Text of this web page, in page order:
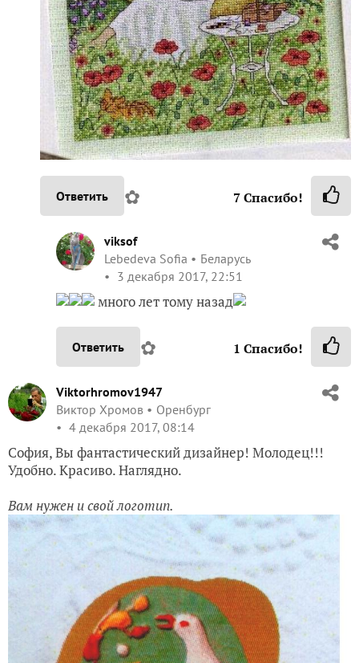
Ответить ✿ 7Спасибо!
viksof
Lebedeva Sofia
Беларусь
3 декабря 2017, 22:51
много лет тому назад
Ответить ✿ 1 Спасибо!
Viktorhromov1947
Виктор Хромов
Оренбург
4 декабря 2017, 08:14
София, Вы фантастический дизайнер! Молодец!!!
Удобно. Красиво. Наглядно.
Вам нужен и свой логотип.